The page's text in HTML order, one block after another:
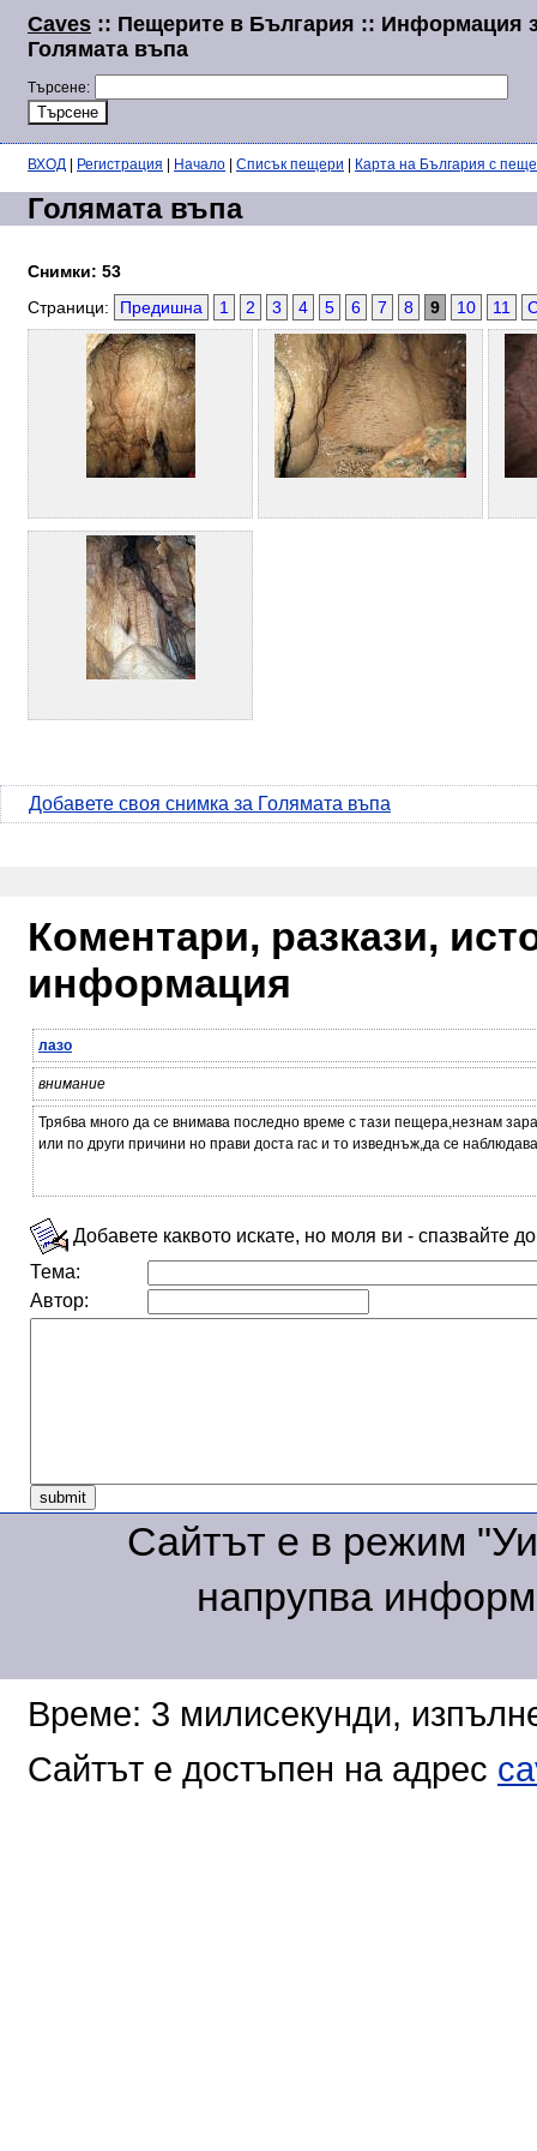
Caves :: Пещерите в България :: Информация
Голямата въпа
Търсене:
ВХОД Регистрация Начало Списък пещери Карта на България с
Голямата въпа
Снимки: 53
Страници:
Предишна 1 2 3 4 5 6 7 8 9 10 11
Добавете своя снимка за Голямата въпа
Коментари, разкази,
информация
лазо
внимание
Трябва много да се внимава последно време с тази пещера,незнам
или по други причини но прави доста гас и то изведнъж,да се
Добавете каквото искате, но моля ви - спазвайте
Тема:
Автор:
Сайтът е в режим
напрупва
Време: 3 милисекунди,
Сайтът е достъпен на адрес